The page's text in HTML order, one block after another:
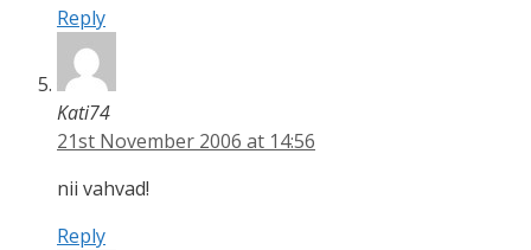
Reply
Kati74
21st November 2006 at 14:56
nii vahvad!
Reply